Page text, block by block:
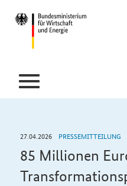
27.04.2026 PRESSEMITTEILUNG
85 Millionen